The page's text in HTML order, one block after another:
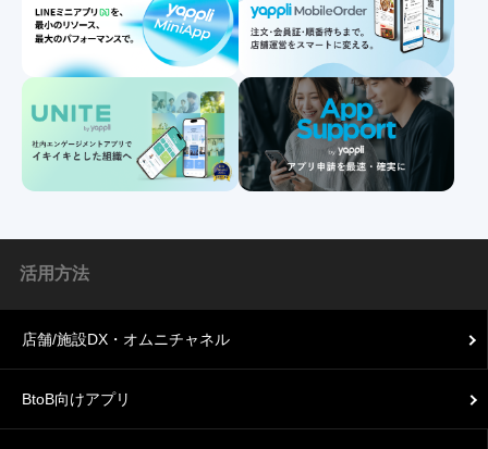
活用方法
店舗/施設DX・オムニチャネル
BtoB向けアプリ